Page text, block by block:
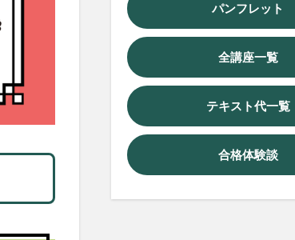
パンフレット
全講座一覧
テキスト代一覧
合格体験談